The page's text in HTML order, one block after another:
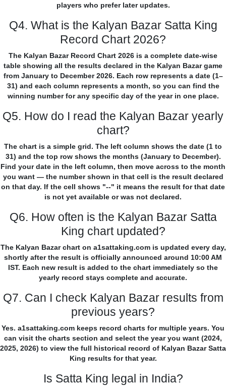
players who prefer later updates.
Q4. What is the Kalyan Bazar Satta King
Record Chart 2026?
The Kalyan Bazar Record Chart 2026 is a complete date-wise
table showing all the results declared in the Kalyan Bazar game
from January to December 2026. Each row represents a date (1–
31) and each column represents a month, so you can find the
winning number for any specific day of the year in one place.
Q5. How do I read the Kalyan Bazar yearly
chart?
The chart is a simple grid. The left column shows the date (1 to
31) and the top row shows the months (January to December).
Find your date in the left column, then move across to the month
you want — the number shown in that cell is the result declared
on that day. If the cell shows "--" it means the result for that date
is not yet available or was not declared.
Q6. How often is the Kalyan Bazar Satta
King chart updated?
The Kalyan Bazar chart on a1sattaking.com is updated every day,
shortly after the result is officially announced around 10:00 AM
IST. Each new result is added to the chart immediately so the
yearly record stays complete and accurate.
Q7. Can I check Kalyan Bazar results from
previous years?
Yes. a1sattaking.com keeps record charts for multiple years. You
can visit the charts section and select the year you want (2024,
2025, 2026) to view the full historical record of Kalyan Bazar Satta
King results for that year.
Is Satta King legal in India?